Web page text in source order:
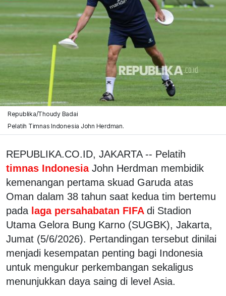
Republika/Thoudy Badai
Pelatih Timnas Indonesia John Herdman.
REPUBLIKA.CO.ID, JAKARTA -- Pelatih
timnas Indonesia John Herdman membidik
kemenangan pertama skuad Garuda atas
Oman dalam 38 tahun saat kedua tim bertemu
pada laga persahabatan FIFA di Stadion
Utama Gelora Bung Karno (SUGBK), Jakarta,
Jumat (5/6/2026). Pertandingan tersebut dinilai
menjadi kesempatan penting bagi Indonesia
untuk mengukur perkembangan sekaligus
menunjukkan daya saing di level Asia.